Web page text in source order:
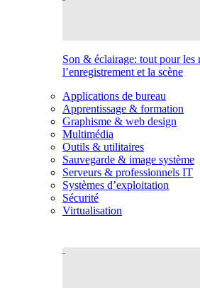
Son & éclairage: tout pour les
l’enregistrement et la scène
Applications de bureau
Apprentissage & formation
Graphisme & web design
Multimédia
Outils & utilitaires
Sauvegarde & image système
Serveurs & professionnels IT
Systèmes d’exploitation
Sécurité
Virtualisation